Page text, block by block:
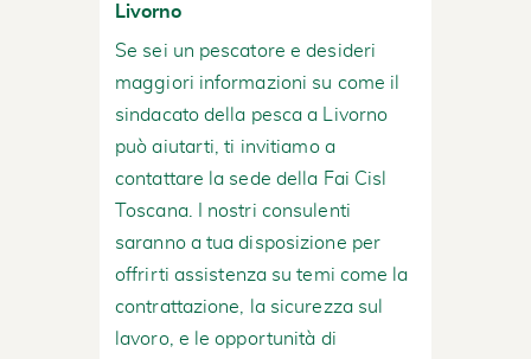
Livorno
Se sei un pescatore e desideri
maggiori informazioni su come il
sindacato della pesca a Livorno
può aiutarti, ti invitiamo a
contattare la sede della Fai Cisl
Toscana. I nostri consulenti
saranno a tua disposizione per
offrirti assistenza su temi come la
contrattazione, la sicurezza sul
lavoro, e le opportunità di